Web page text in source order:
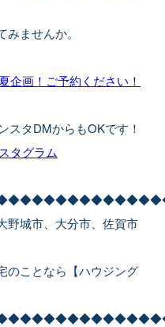
ませんか。
画！ご予約ください！
スタDMからもOKです！
タグラム
野城市、大分市、佐賀市
のことなら【ハウジング